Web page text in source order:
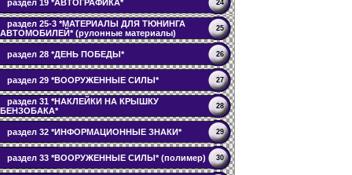
раздел 19 *АВТОГРАФИКА* 24
раздел 25-3 *МАТЕРИАЛЫ ДЛЯ ТЮНИНГА
АВТОМОБИЛЕЙ* (рулонные материалы)
25
раздел 28 *ДЕНЬ ПОБЕДЫ* 26
раздел 29 *ВООРУЖЕННЫЕ СИЛЫ* 27
раздел 31 *НАКЛЕЙКИ НА КРЫШКУ
БЕНЗОБАКА*
28
раздел 32 *ИНФОРМАЦИОННЫЕ ЗНАКИ* 29
раздел 33 *ВООРУЖЕННЫЕ СИЛЫ* (полимер) 30